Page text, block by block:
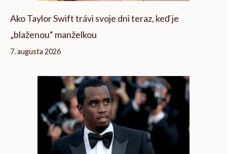
Ako Taylor Swift trávi svoje dni teraz, keď je
„blaženou“ manželkou
7. augusta 2026